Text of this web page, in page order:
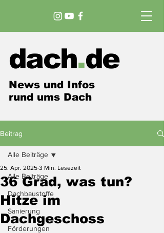
dach.de
News und Infos
rund ums Dach
Beitrag
Alle Beiträge
Dachbaustoffe
Sanierung
Förderungen
Alle Beiträge
36 Grad, was tun?
Hitze im
Dachgeschoss
25. Apr. 2025 3 Min. Lesezeit